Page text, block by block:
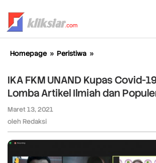
konten
Homepage » Peristiwa »
UNAND
Kupas
Covid-
Artikel
dan
IKA FKM UNAND Kupas Covid-
Lomba Artikel Ilmiah dan
Maret 13, 2021
oleh Redaksi